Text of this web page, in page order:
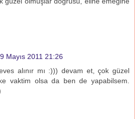
Mayıs 2011 21:26
alınır mı :))) devam et, çok güzel
vaktim olsa da ben de yapabilsem.